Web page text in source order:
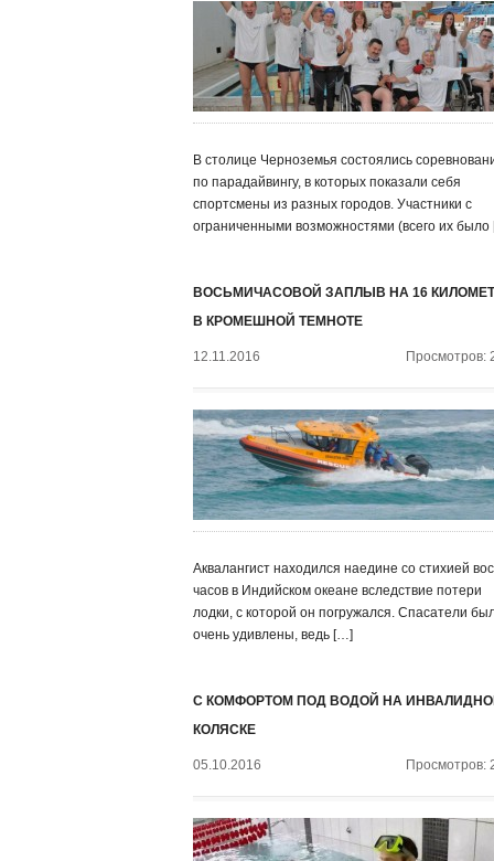
В столице Черноземья состоялись
по парадайвингу, в которых показали себя
спортсмены из разных городов. Участники с
ограниченными возможностями (всего их
ВОСЬМИЧАСОВОЙ ЗАПЛЫВ НА 16
В КРОМЕШНОЙ ТЕМНОТЕ
12.11.2016 Просмотров:
Аквалангист находился наедине со стихией
часов в Индийском океане вследствие потери
лодки, с которой он погружался. Спасатели
очень удивлены, ведь […]
С КОМФОРТОМ ПОД ВОДОЙ НА
КОЛЯСКЕ
05.10.2016 Просмотров: